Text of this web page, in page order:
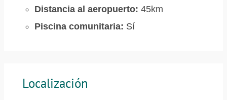
Distancia al aeropuerto: 45km
Piscina comunitaria: Sí
Localización